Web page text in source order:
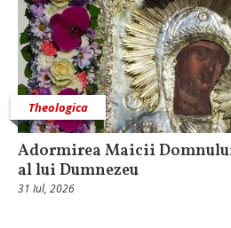
Theologica
Adormirea Maicii
al lui Dumnezeu
31 Iul, 2026